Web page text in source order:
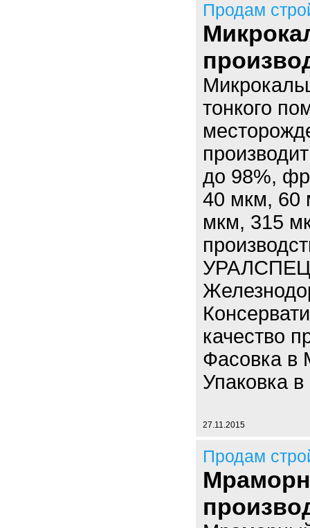
Продам
тонкого
до 98%,
40 мкм, 60
мкм, 315
качество
Фасовка в
Упаковка в
27.11.2015
Продам